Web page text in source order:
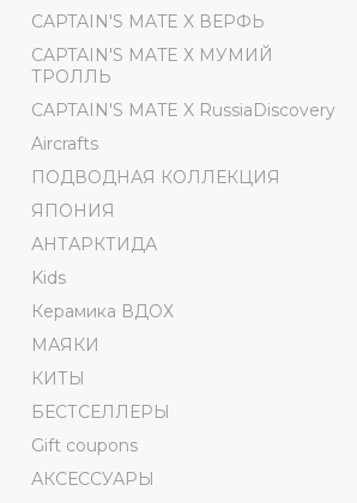
CAPTAIN'S MATE X ВЕРФЬ
CAPTAIN'S MATE Х МУМИЙ
ТРОЛЛЬ
CAPTAIN'S MATE X RussiaDiscovery
Aircrafts
ПОДВОДНАЯ КОЛЛЕКЦИЯ
ЯПОНИЯ
АНТАРКТИДА
Kids
Керамика ВДОХ
МАЯКИ
КИТЫ
БЕСТСЕЛЛЕРЫ
Gift coupons
АКСЕССУАРЫ